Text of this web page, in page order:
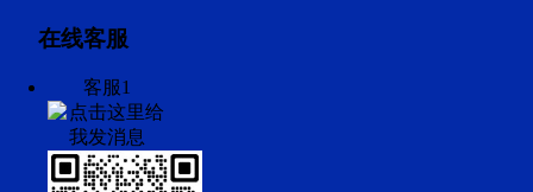
在线客服
客服1